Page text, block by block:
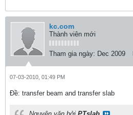
kc.com
Thành viên mới
Tham gia ngày: Dec 2009
07-03-2010, 01:49 PM
Ðề: transfer beam and transfer slab